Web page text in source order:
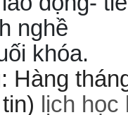
nghề
khóa.
: Hàng
lịch học